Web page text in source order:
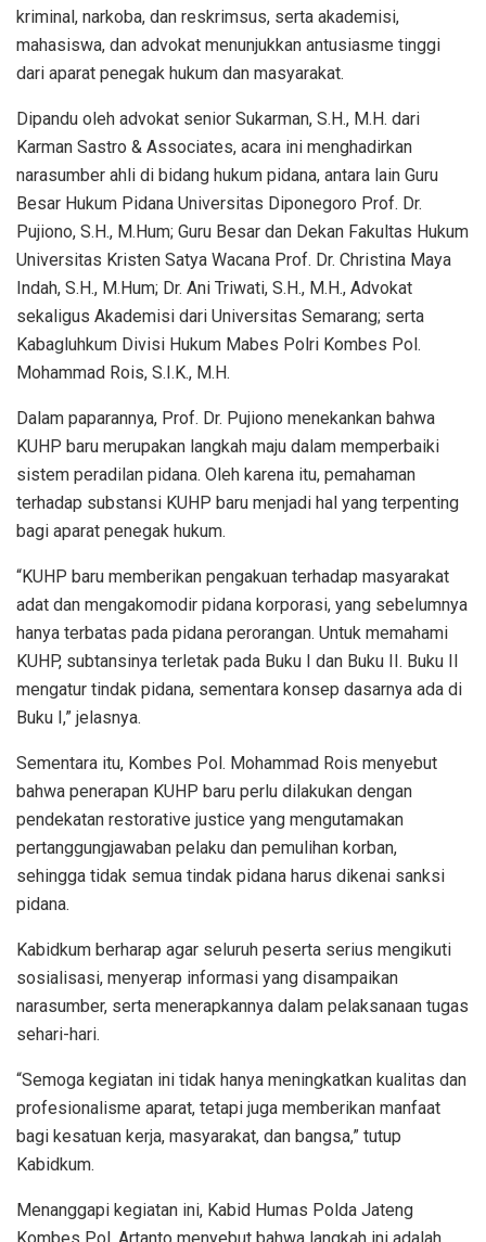
kriminal, narkoba, dan reskrimsus, serta akademisi,
mahasiswa, dan advokat menunjukkan antusiasme tinggi
dari aparat penegak hukum dan masyarakat.
Dipandu oleh advokat senior Sukarman, S.H., M.H. dari
Karman Sastro & Associates, acara ini menghadirkan
narasumber ahli di bidang hukum pidana, antara lain Guru
Besar Hukum Pidana Universitas Diponegoro Prof. Dr.
Pujiono, S.H., M.Hum; Guru Besar dan Dekan Fakultas Hukum
Universitas Kristen Satya Wacana Prof. Dr. Christina Maya
Indah, S.H., M.Hum; Dr. Ani Triwati, S.H., M.H., Advokat
sekaligus Akademisi dari Universitas Semarang; serta
Kabagluhkum Divisi Hukum Mabes Polri Kombes Pol.
Mohammad Rois, S.I.K., M.H.
Dalam paparannya, Prof. Dr. Pujiono menekankan bahwa
KUHP baru merupakan langkah maju dalam memperbaiki
sistem peradilan pidana. Oleh karena itu, pemahaman
terhadap substansi KUHP baru menjadi hal yang terpenting
bagi aparat penegak hukum.
“KUHP baru memberikan pengakuan terhadap masyarakat
adat dan mengakomodir pidana korporasi, yang sebelumnya
hanya terbatas pada pidana perorangan. Untuk memahami
KUHP, subtansinya terletak pada Buku I dan Buku II. Buku II
mengatur tindak pidana, sementara konsep dasarnya ada di
Buku I,” jelasnya.
Sementara itu, Kombes Pol. Mohammad Rois menyebut
bahwa penerapan KUHP baru perlu dilakukan dengan
pendekatan restorative justice yang mengutamakan
pertanggungjawaban pelaku dan pemulihan korban,
sehingga tidak semua tindak pidana harus dikenai sanksi
pidana.
Kabidkum berharap agar seluruh peserta serius mengikuti
sosialisasi, menyerap informasi yang disampaikan
narasumber, serta menerapkannya dalam pelaksanaan tugas
sehari-hari.
“Semoga kegiatan ini tidak hanya meningkatkan kualitas dan
profesionalisme aparat, tetapi juga memberikan manfaat
bagi kesatuan kerja, masyarakat, dan bangsa,” tutup
Kabidkum.
Menanggapi kegiatan ini, Kabid Humas Polda Jateng